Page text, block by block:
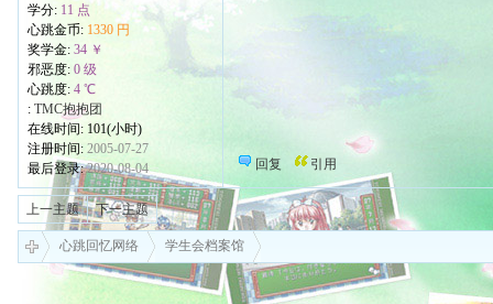
学分: 11 点
心跳金币: 1330 円
奖学金: 34 ￥
邪恶度: 0 级
心跳度: 4 ℃
: TMC抱抱团
在线时间: 101(小时)
注册时间: 2005-07-27
最后登录:2020-08-04 回复 引用
上一主题 下一主题
心跳回忆网络 学生会档案馆